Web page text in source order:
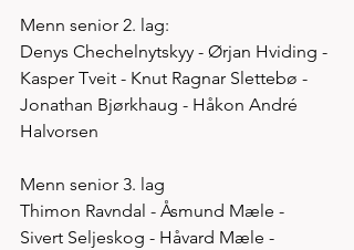
Menn senior 2. lag:
Denys Chechelnytskyy - Ørjan Hviding -
Kasper Tveit - Knut Ragnar Slettebø -
Jonathan Bjørkhaug - Håkon André
Halvorsen
Menn senior 3. lag
Thimon Ravndal - Åsmund Mæle -
Sivert Seljeskog - Håvard Mæle -